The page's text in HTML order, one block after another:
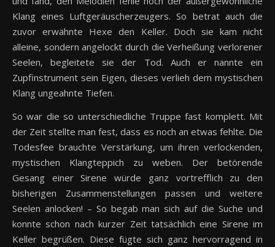
Klang eines Luftgeräuscherzeugers. So betrat auch die
zuvor erwähnte Hexe den Keller. Doch sie kam nicht
alleine, sondern angelockt durch die Verheißung verlorener
Seelen, begleitete sie der Tod. Auch er nannte ein
Zupfinstrument sein Eigen, dieses verlieh dem mystischen
Klang ungeahnte Tiefen.
So war die so unterschiedliche Truppe fast komplett. Mit
der Zeit stellte man fest, dass es noch an etwas fehlte. Die
Todesfee brauchte Verstärkung, um ihren verlockenden,
mystischen Klangteppich zu weben. Der betörende
Gesang einer Sirene würde ganz vortrefflich zu den
bisherigen Zusammenstellungen passen und weitere
Seelen anlocken! – So begab man sich auf die Suche und
konnte schon nach kurzer Zeit tatsächlich eine Sirene im
Keller begrüßen. Diese fügte sich ganz hervorragend in